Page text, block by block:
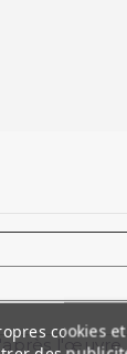
cookies